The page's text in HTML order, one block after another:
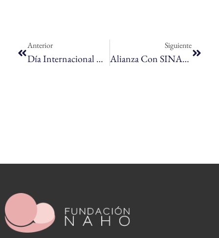
Anterior
Día Internacional De La Higiene Menstrual
Siguiente
Alianza Con SINAFOCAL